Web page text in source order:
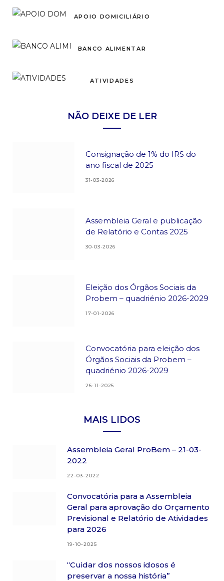
APOIO DOMICILIÁRIO
BANCO ALIMENTAR
ATIVIDADES
NÃO DEIXE DE LER
Consignação de 1% do IRS do
ano fiscal de 2025
31-03-2026
Assembleia Geral e publicação
de Relatório e Contas 2025
30-03-2026
Eleição dos Órgãos Sociais da
Probem – quadriénio 2026-2029
17-01-2026
Convocatória para eleição dos
Órgãos Sociais da Probem –
quadriénio 2026-2029
26-11-2025
MAIS LIDOS
Assembleia Geral ProBem – 21-03-
2022
22-03-2022
Convocatória para a Assembleia
Geral para aprovação do Orçamento
Previsional e Relatório de Atividades
para 2026
19-10-2025
“Cuidar dos nossos idosos é
preservar a nossa história”